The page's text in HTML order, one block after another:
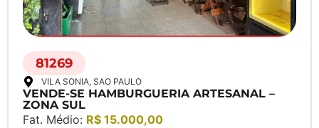
81269
VILA SONIA, SAO PAULO
VENDE-SE HAMBURGUERIA ARTESANAL –
ZONA SUL
Fat. Médio: R$ 15.000,00